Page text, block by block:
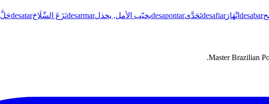
desabar انْهَارَdesafiarتَحَدَّىdesapontarيخيّب الأمل, يخذلdesarmarنَزَعَ السِّلَاحَdesatarحَلَّ
Master Brazilian